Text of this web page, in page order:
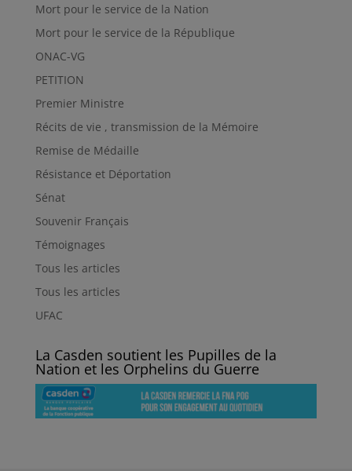
Mort pour le service de la Nation
Mort pour le service de la République
ONAC-VG
PETITION
Premier Ministre
Récits de vie , transmission de la Mémoire
Remise de Médaille
Résistance et Déportation
Sénat
Souvenir Français
Témoignages
Tous les articles
Tous les articles
UFAC
La Casden soutient les Pupilles de la
Nation et les Orphelins du Guerre